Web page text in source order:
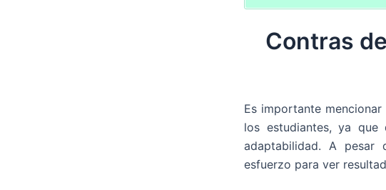
Contras
Es importante
los estudiantes, ya
adaptabilidad. A pesar
esfuerzo para ver